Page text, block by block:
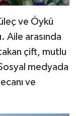
ve Öykü
Aile arasında
çift, mutlu
medyada
ve